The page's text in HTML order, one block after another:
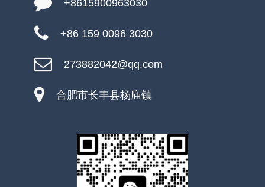
+8615900963030
+86 159 0096 3030
273882042@qq.com
合肥市长丰县杨庙镇